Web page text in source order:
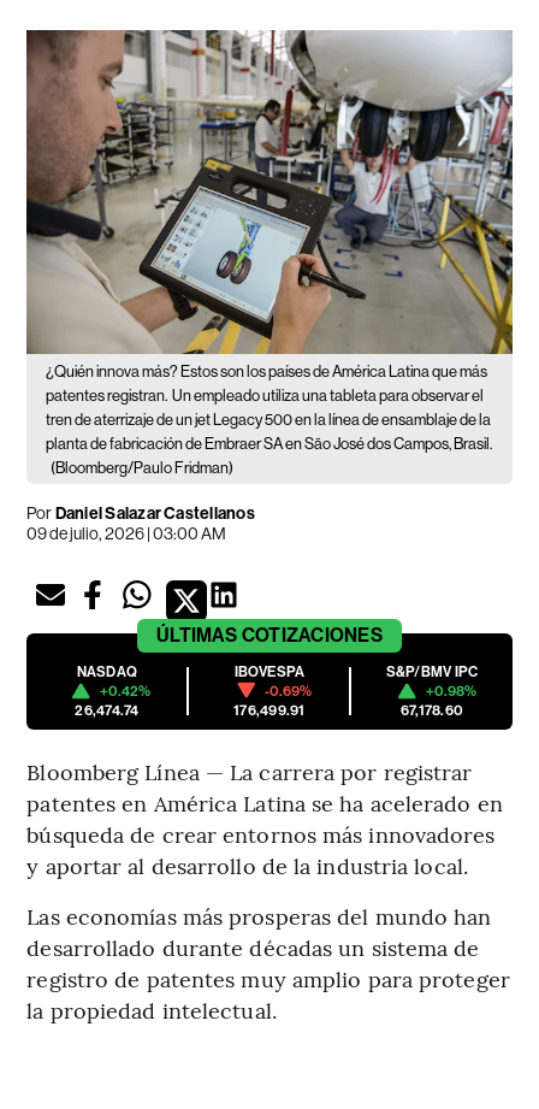
¿Quién innova más? Estos son los países de América Latina que más
patentes registran. Un empleado utiliza una tableta para observar el
tren de aterrizaje de un jet Legacy 500 en la línea de ensamblaje de la
planta de fabricación de Embraer SA en São José dos Campos, Brasil.
(Bloomberg/Paulo Fridman)
PorDaniel Salazar Castellanos
09 de julio, 2026 | 03:00 AM
ÚLTIMAS COTIZACIONES
NASDAQ
+0.42%
26,474.74
IBOVESPA
-0.69%
176,499.91
S&P/BMV IPC
+0.98%
67,178.60
Bloomberg Línea — La carrera por registrar
patentes en América Latina se ha acelerado en
búsqueda de crear entornos más innovadores
y aportar al desarrollo de la industria local.
Las economías más prosperas del mundo han
desarrollado durante décadas un sistema de
registro de patentes muy amplio para proteger
la propiedad intelectual.